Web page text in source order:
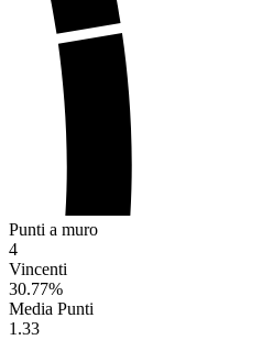
Punti a muro
4
Vincenti
30.77%
Media Punti
1.33